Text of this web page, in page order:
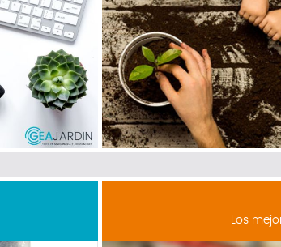
Los